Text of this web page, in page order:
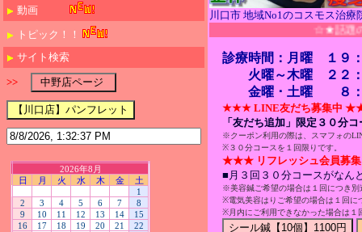
動画
トピック！！
サイト検索
>>
2026年8月
日
月 火 水 木 金
土
1
2
3 4 5 6 7
8
9
10 11 12 13 14
15
16
17 18 19 20 21
22
川口市 地域No1のコスモス治
☆★話題の"美容鍼"
診療時間：月曜 １９
火曜～木曜 ２２：
金曜 ･ 土曜 ８：
★★★ LINE友だち募集中
「友だち追加」限定３０分
※クーポン利用の際は、スマフォの
※３０分コースを１回限りです。
★★★ リフレッシュ会員募
■月３回３０分コースがなん
※美容鍼ご希望の場合は１回につき別
※電気美容はりご希望の場合は１回に
※月内にご利用できなかった場合は１